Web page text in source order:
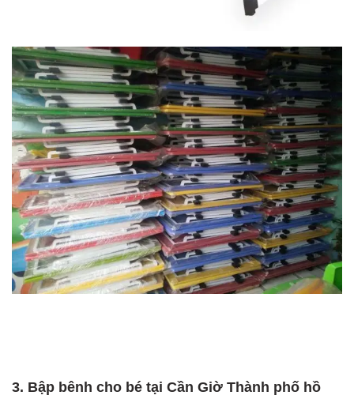
3. Bập bênh cho bé tại Cần Giờ Thành phố hồ